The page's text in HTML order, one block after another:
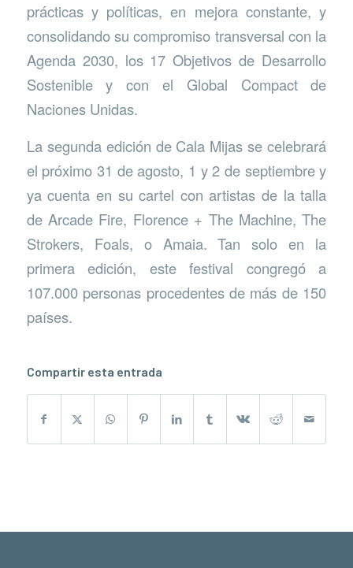
prácticas y políticas, en mejora constante, y
consolidando su compromiso transversal con la
Agenda 2030, los 17 Objetivos de Desarrollo
Sostenible y con el Global Compact de
Naciones Unidas.
La segunda edición de Cala Mijas se celebrará
el próximo 31 de agosto, 1 y 2 de septiembre y
ya cuenta en su cartel con artistas de la talla
de Arcade Fire, Florence + The Machine, The
Strokers, Foals, o Amaia. Tan solo en la
primera edición, este festival congregó a
107.000 personas procedentes de más de 150
países.
Compartir esta entrada